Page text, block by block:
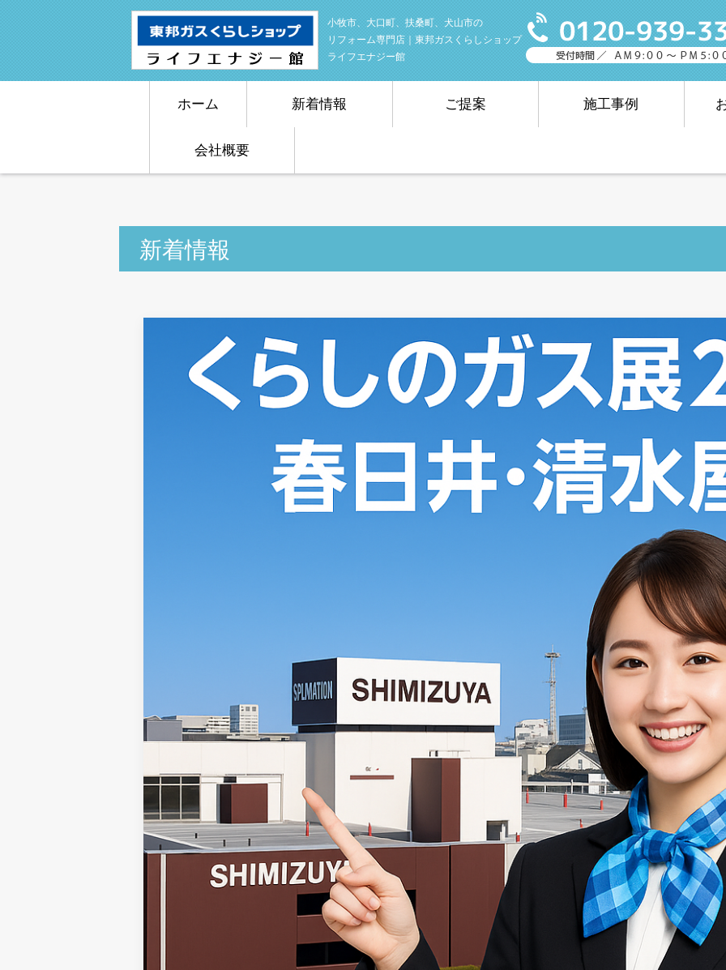
小牧市、大口町、扶桑町、犬山市の
リフォーム専門店｜東邦ガスくらしショップ
ライフエナジー館
ホーム 新着情報 ご提案 施工事例
会社概要
新着情報